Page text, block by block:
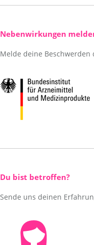
Nebenwirkungen
Melde deine Beschwerden
Du bist betroffen?
Sende uns deinen